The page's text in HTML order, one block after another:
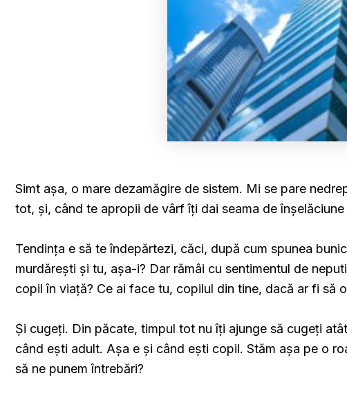
Simt așa, o mare dezamăgire de sistem. Mi se pare
tot, și, când te apropii de vârf îți dai seama de
Tendința e să te îndepărtezi, căci, după cum spunea
murdărești și tu, așa-i? Dar rămâi cu sentimentul de
copil în viață? Ce ai face tu, copilul din tine, dacă ar fi să
Și cugeți. Din păcate, timpul tot nu îți ajunge să cugeți
când ești adult. Așa e și când ești copil. Stăm așa pe o
să ne punem întrebări?